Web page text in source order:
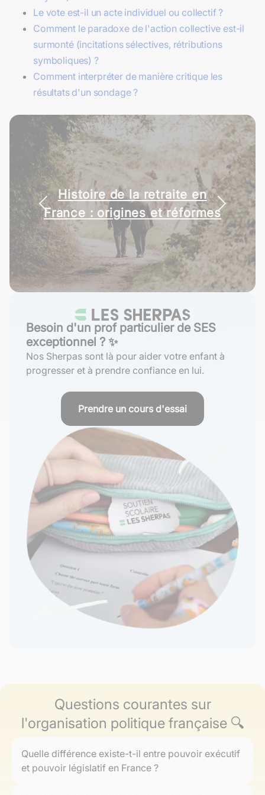
Le vote est-il un acte individuel ou collectif ?
Comment le paradoxe de l'action collective est-il
surmonté (incitations sélectives, rétributions
symboliques) ?
Comment interpréter de manière critique les
résultats d'un sondage ?
Histoire de la retraite en
France : origines et réformes
Citations économiques
incontournables pour les
épreuves SES
Besoin d'un prof particulier de SES
exceptionnel ? ✨
Nos Sherpas sont là pour aider votre enfant à
progresser et à prendre confiance en lui.
Prendre un cours d'essai
Questions courantes sur
l'organisation politique française 🔍
Quelle différence existe-t-il entre pouvoir exécutif
et pouvoir législatif en France ?